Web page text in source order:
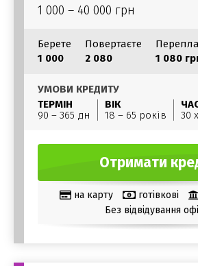
1 000 – 40 000 грн
Берете
1 000
Повертаєте
2 080
1 080
УМОВИ КРЕДИТУ
ТЕРМІН
90 – 365 дн
ВІК
18 – 65 років
30
Отримати
на карту готівкові
Без відвідування